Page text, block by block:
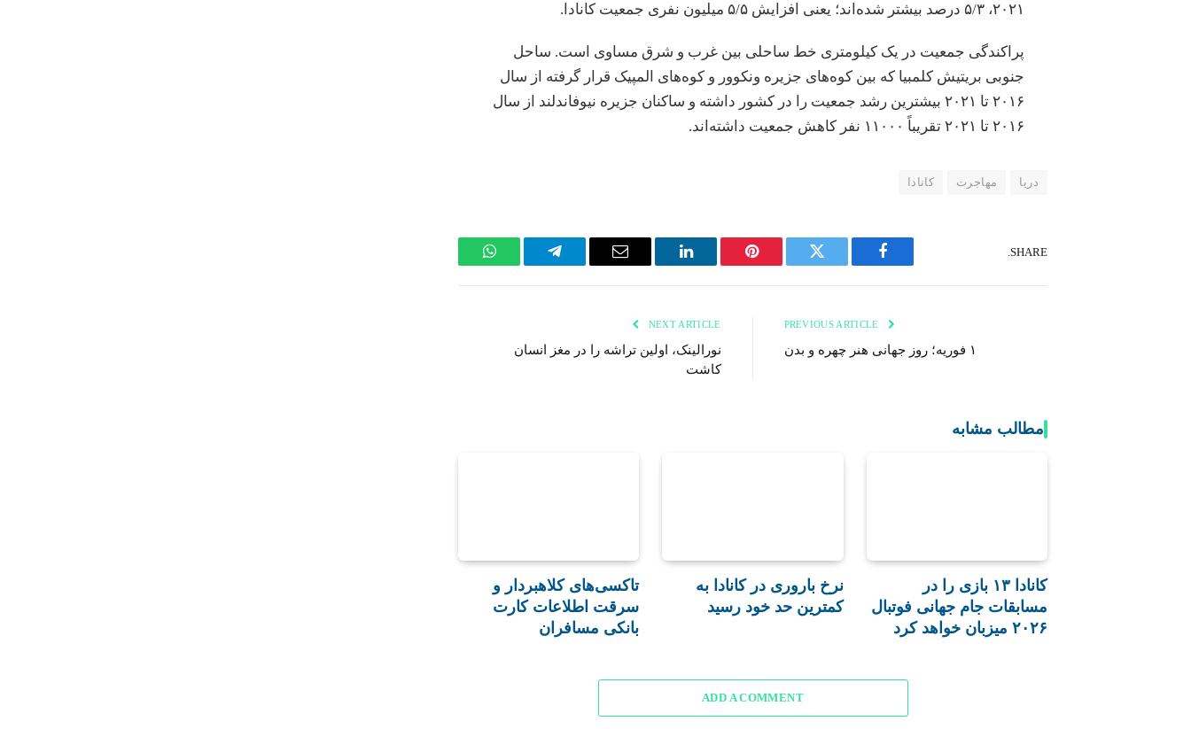
۲۰۲۱، ۵/۳ درصد بیشتر شده‌اند؛ یعنی افزایش ۵/۵ میلیون نفری جمعیت کانادا.
پراکندگی جمعیت در یک کیلومتری خط ساحلی بین غرب و شرق مساوی است. ساحل
جنوبی بریتیش کلمبیا که بین کوه‌های جزیره ونکوور و کوه‌های المپیک قرار گرفته از سال
۲۰۱۶ تا ۲۰۲۱ بیشترین رشد جمعیت را در کشور داشته و ساکنان جزیره نیوفاندلند از سال
۲۰۱۶ تا ۲۰۲۱ تقریباً ۱۱۰۰۰ نفر کاهش جمعیت داشته‌اند.
دریا مهاجرت کانادا
SHARE.
Facebook
Twitter
Pinterest
LinkedIn
Email
Telegram
WhatsApp
١ فوریه؛ روز جهانی هنر چهره و بدن
NEXT ARTICLE
نورالینک، اولین تراشه را در مغز انسان
کاشت
مطالب مشابه
کانادا ۱۳ بازی را در
مسابقات جام جهانی فوتبال
۲۰۲۶ میزبان خواهد کرد
نرخ باروری در کانادا به
کمترین حد خود رسید
تاکسی‌های کلاهبردار و
سرقت اطلاعات کارت
بانکی مسافران
ADD A COMMENT